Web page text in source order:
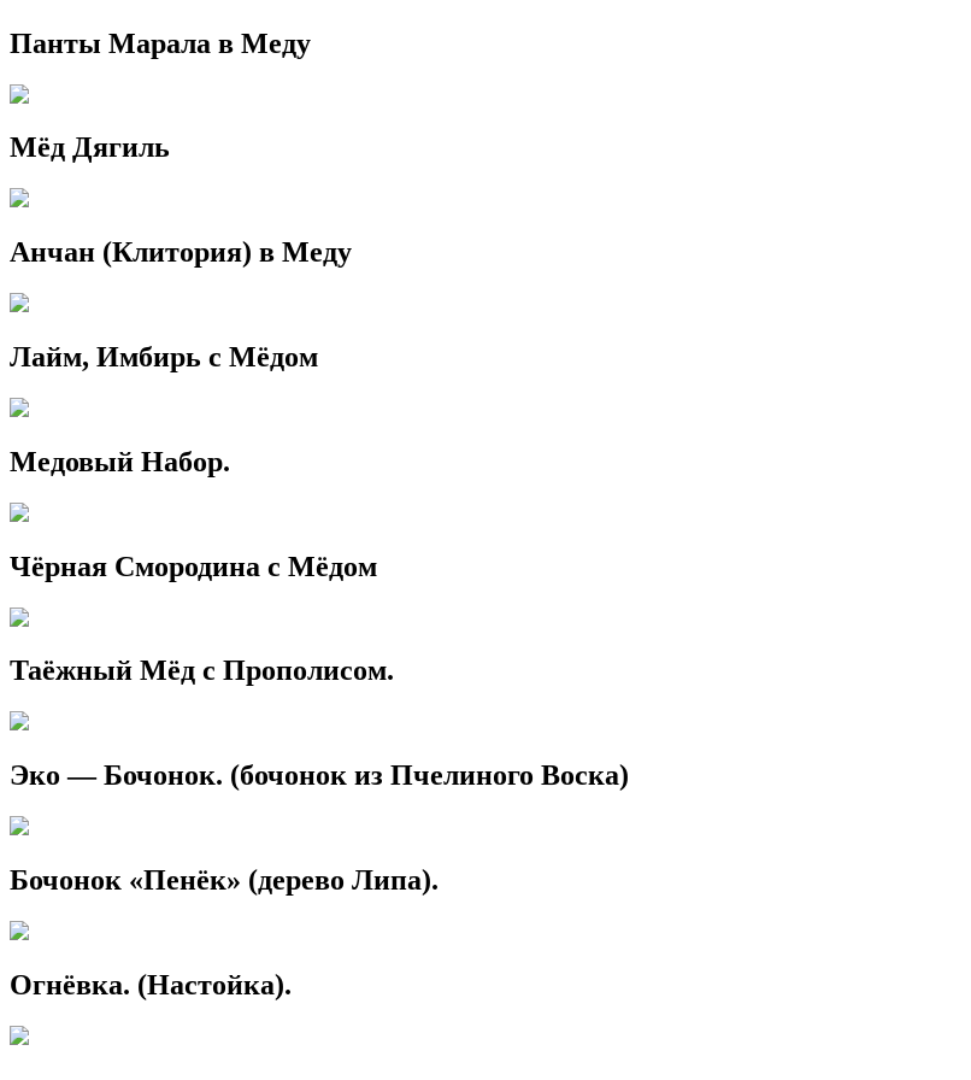
Панты Марала в Меду
Мёд Дягиль
Анчан (Клитория) в Меду
Лайм, Имбирь с Мёдом
Медовый Набор.
Чёрная Смородина с Мёдом
Таёжный Мёд с Прополисом.
Эко — Бочонок. (бочонок из Пчелиного Воска)
Бочонок «Пенёк» (дерево Липа).
Огнёвка. (Настойка).